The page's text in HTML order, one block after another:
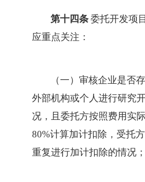
第十四条 委托开发项
应重点关注：
（一）审核企业是否
外部机构或个人进行研究
况，且委托方按照费用实
80%计算加计扣除，受托
重复进行加计扣除的情况；